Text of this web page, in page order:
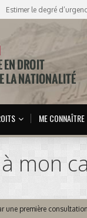
Estimer le degré
ME CONNAÎTRE
mon
une première consultation